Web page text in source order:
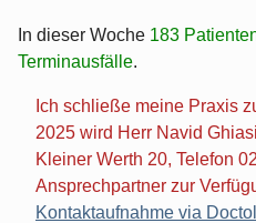
In dieser Woche 183
Terminausfälle.
Ich schließe meine Praxis
2025 wird Herr Navid
Kleiner Werth 20, Telefon
Ansprechpartner zur
Kontaktaufnahme via